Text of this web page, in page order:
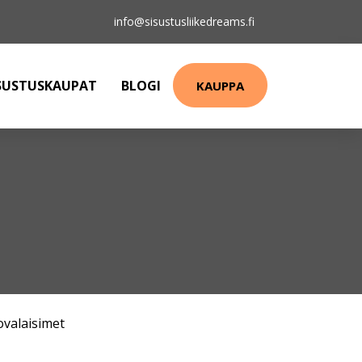
info@sisustusliikedreams.fi
BLOGI KAUPPA